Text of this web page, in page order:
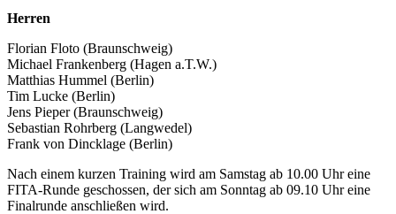
Herren
Florian Floto (Braunschweig)
Michael Frankenberg (Hagen a.T.W.)
Matthias Hummel (Berlin)
Tim Lucke (Berlin)
Jens Pieper (Braunschweig)
Sebastian Rohrberg (Langwedel)
Frank von Dincklage (Berlin)
Nach einem kurzen Training wird am Samstag ab 10.00 Uhr eine
FITA-Runde geschossen, der sich am Sonntag ab 09.10 Uhr eine
Finalrunde anschließen wird.